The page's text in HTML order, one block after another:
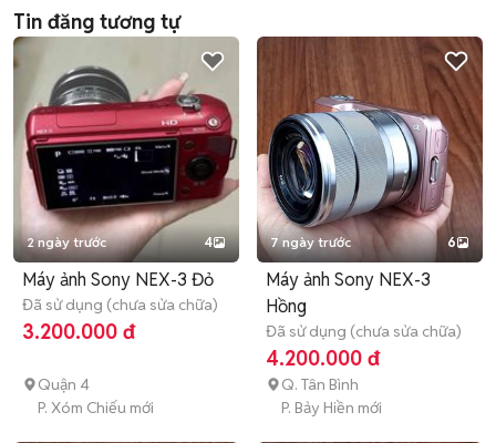
Tin đăng tương tự
2 ngày trước 4
Máy ảnh Sony NEX-3 Đỏ
Đã sử dụng (chưa sửa chữa)
3.200.000 đ
Quận 4
P. Xóm Chiếu mới
7 ngày trước 6
Máy ảnh Sony NEX-3
Hồng
Đã sử dụng (chưa sửa chữa)
4.200.000 đ
Q. Tân Bình
P. Bảy Hiền mới